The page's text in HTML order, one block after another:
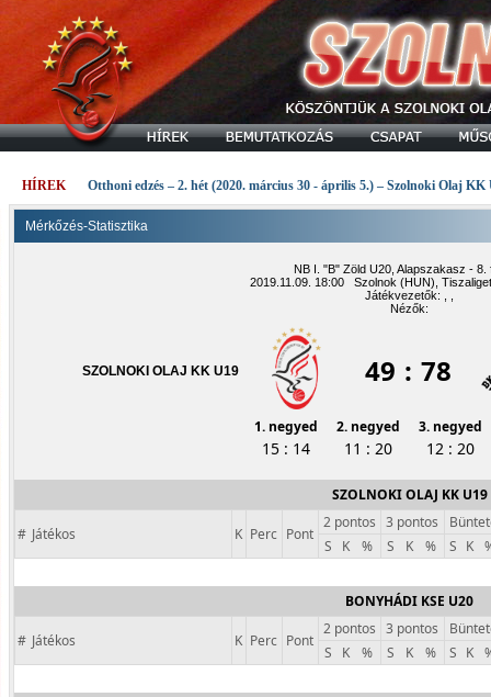
HÍREK Otthoni edzés – 2. hét (2020. március 30 - április 5.) – Szolnoki Olaj KK
Mérkőzés-Statisztika
NB I. "B" Zöld U20, Alapszakasz - 8.
2019.11.09. 18:00 Szolnok (HUN),
Játékvezetők: , ,
Nézők:
SZOLNOKI OLAJ KK U19 49 : 78
1. negyed 2. negyed 3. negyed
15 : 14 11 : 20 12 : 20
SZOLNOKI OLAJ KK U19
# Játékos K Perc Pont
2 pontos 3 pontos
S
K % S K % S K
BONYHÁDI KSE U20
# Játékos K Perc Pont
2 pontos 3 pontos
S
K % S K % S K